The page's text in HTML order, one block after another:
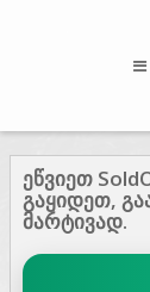
ეწვიეთ
გაყიდეთ,
მარტივად.